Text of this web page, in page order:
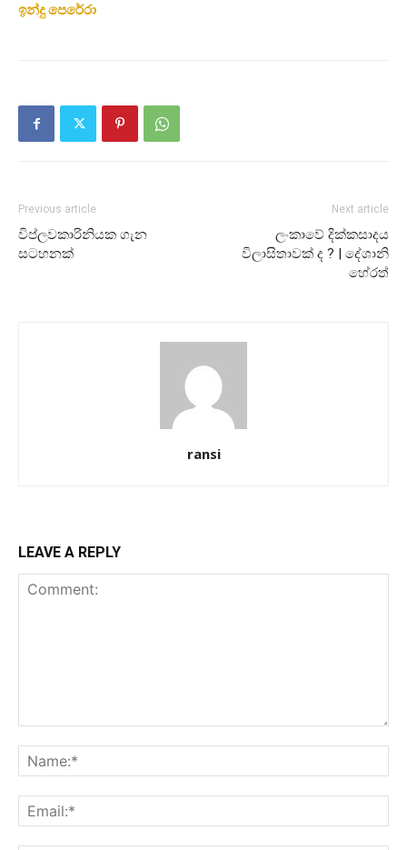
ඉන්දු පෙරේරා
Previous article
විප්ලවකාරිනියක ගැන
සටහනක්
Next article
ලංකාවේ දික්කසාදය
විලාසිතාවක් ද ? | දේශානි
හේරත්
ransi
LEAVE A REPLY